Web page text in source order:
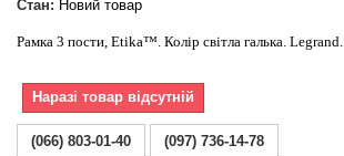
Стан: Новий товар
Рамка 3 пости, Etika™. Колір світла галька. Legrand.
Наразі товар відсутній
(066) 803-01-40 (097) 736-14-78